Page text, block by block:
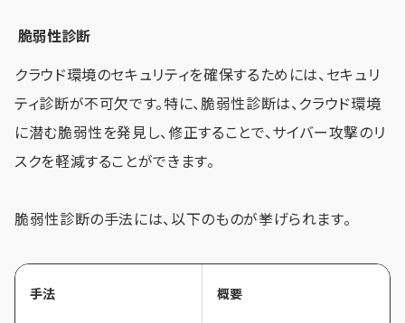
脆弱性診断
クラウド環境のセキュリティを確保するためには、セキュリ
ティ診断が不可欠です。特に、脆弱性診断は、クラウド環境
に潜む脆弱性を発見し、修正することで、サイバー攻撃のリ
スクを軽減することができます。
脆弱性診断の手法には、以下のものが挙げられます。
手法 概要